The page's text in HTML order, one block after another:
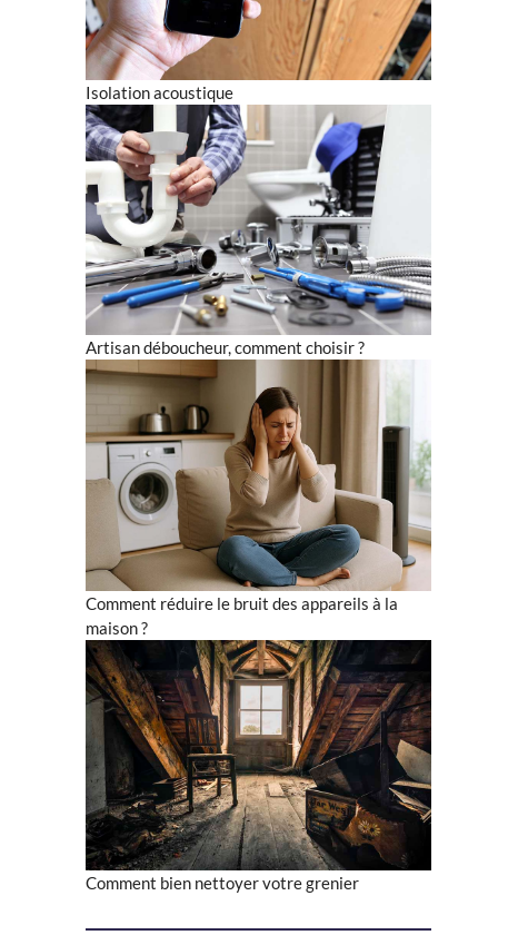
Isolation acoustique
Artisan déboucheur, comment choisir ?
Comment réduire le bruit des appareils à la
maison ?
Comment bien nettoyer votre grenier